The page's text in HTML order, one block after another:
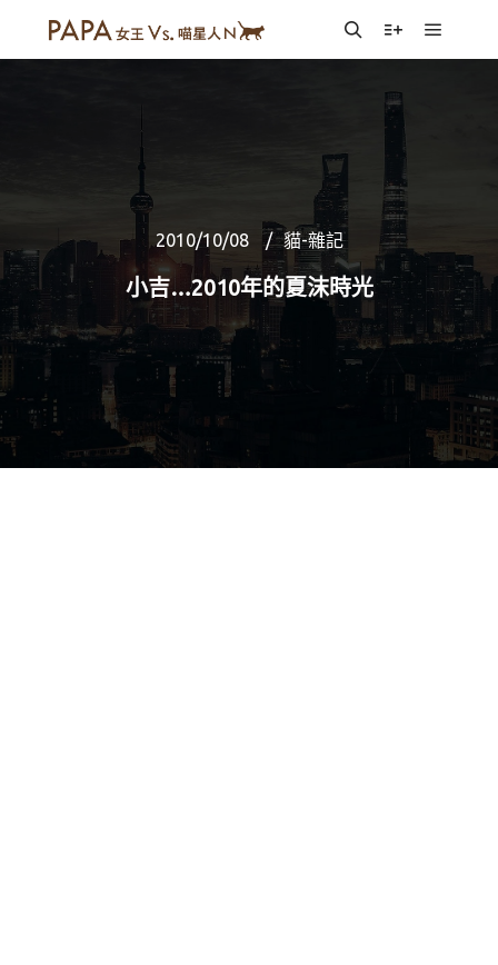
SearchMore info
Main
2010/10/08 貓-雜記
小吉…2010年的夏沫時光